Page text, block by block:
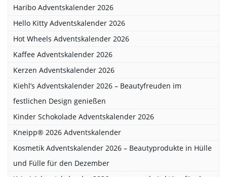
Haribo Adventskalender 2026
Hello Kitty Adventskalender 2026
Hot Wheels Adventskalender 2026
Kaffee Adventskalender 2026
Kerzen Adventskalender 2026
Kiehl’s Adventskalender 2026 – Beautyfreuden im
festlichen Design genießen
Kinder Schokolade Adventskalender 2026
Kneipp® 2026 Adventskalender
Kosmetik Adventskalender 2026 – Beautyprodukte in Hülle
und Fülle für den Dezember